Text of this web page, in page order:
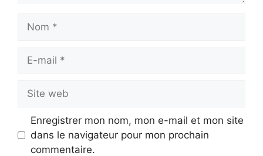
Nom
Site
web
Enregistrer mon nom, mon e-mail et mon site
dans le navigateur pour mon prochain
commentaire.